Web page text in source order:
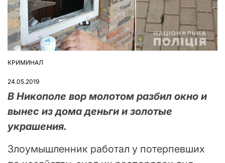
ОПУБЛІКУВАТИ
КРИМИНАЛ
24.05.2019
В Никополе вор молотом разбил окно и
вынес из дома деньги и золотые
украшения.
Злоумышленник работал у потерпевших